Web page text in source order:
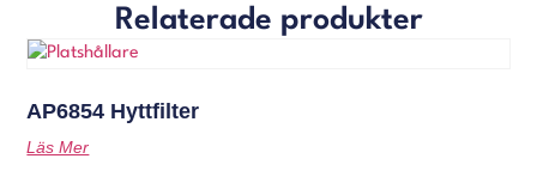
Relaterade produkter
AP6854 Hyttfilter
Läs Mer